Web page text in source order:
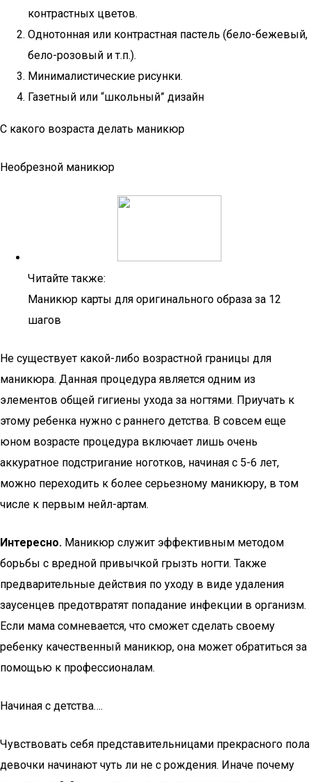
контрастных цветов.
Однотонная или контрастная пастель (бело-бежевый,
бело-розовый и т.п.).
Минималистические рисунки.
Газетный или “школьный” дизайн
С какого возраста делать маникюр
Необрезной маникюр
Читайте также:
Маникюр карты для оригинального образа за 12
шагов
Не существует какой-либо возрастной границы для
маникюра. Данная процедура является одним из
элементов общей гигиены ухода за ногтями. Приучать к
этому ребенка нужно с раннего детства. В совсем еще
юном возрасте процедура включает лишь очень
аккуратное подстригание ноготков, начиная с 5-6 лет,
можно переходить к более серьезному маникюру, в том
числе к первым нейл-артам.
Интересно. Маникюр служит эффективным методом
борьбы с вредной привычкой грызть ногти. Также
предварительные действия по уходу в виде удаления
заусенцев предотвратят попадание инфекции в организм.
Если мама сомневается, что сможет сделать своему
ребенку качественный маникюр, она может обратиться за
помощью к профессионалам.
Начиная с детства….
Чувствовать себя представительницами прекрасного пола
девочки начинают чуть ли не с рождения. Иначе почему